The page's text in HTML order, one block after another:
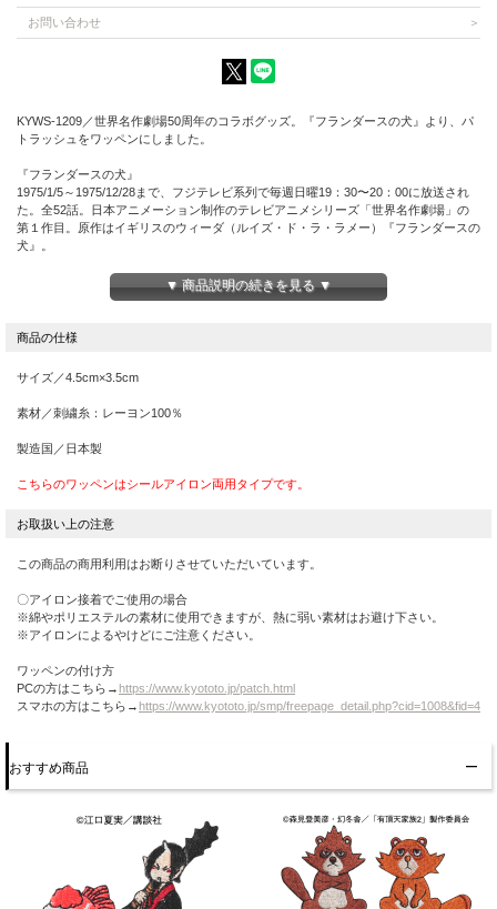
お問い合わせ
KYWS-1209／世界名作劇場50周年のコラボグッズ。『フランダースの犬』より、パ
トラッシュをワッペンにしました。
『フランダースの犬』
1975/1/5～1975/12/28まで、フジテレビ系列で毎週日曜19：30〜20：00に放送され
た。全52話。日本アニメーション制作のテレビアニメシリーズ「世界名作劇場」の
第１作目。原作はイギリスのウィーダ（ルイズ・ド・ラ・ラメー）『フランダースの
犬』。
た物語。貧しい中でも互いに支え合い、夢を追い続けるが、最後には教会の絵画の前
で天に召されてしまう。
▼ 商品説明の続きを見る ▼
サイズ／4.5cm×3.5cm
素材／刺繍糸：レーヨン100％
製造国／日本製
こちらのワッペンはシールアイロン両用タイプです。
この商品の商用利用はお断りさせていただいています。
〇アイロン接着でご使用の場合
※綿やポリエステルの素材に使用できますが、熱に弱い素材はお避け下さい。
※アイロンによるやけどにご注意ください。
ワッペンの付け方
PCの方はこちら→ https://www.kyototo.jp/patch.html
スマホの方はこちら→ https://www.kyototo.jp/smp/freepage_detail.php?cid=1008&fid=4
おすすめ商品